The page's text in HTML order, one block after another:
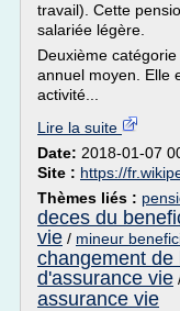
travail). Cette
salariée légère.
Deuxième
annuel moyen. Elle
activité...
Lire la suite
Date: 2018-01-07
Site : https://
Thèmes liés :
deces du
vie / mineur
changement de
d'assurance vie
assurance vie